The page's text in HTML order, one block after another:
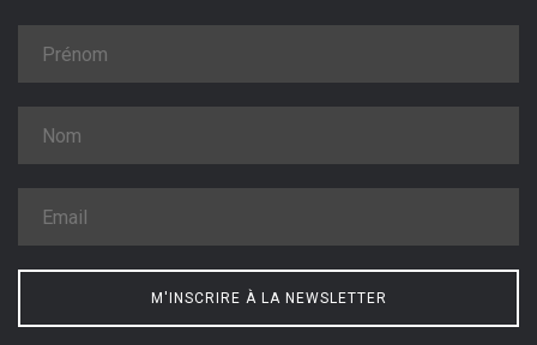
M'INSCRIRE À LA NEWSLETTER